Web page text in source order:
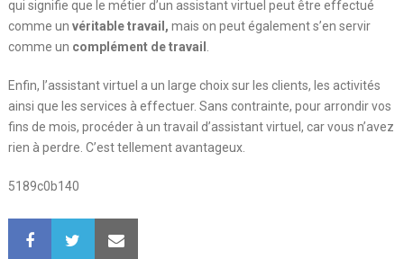
qui signifie que le métier d’un assistant virtuel peut être effectué
comme un véritable travail, mais on peut également s’en servir
comme un complément de travail .
Enfin, l’assistant virtuel a un large choix sur les clients, les activités
ainsi que les services à effectuer. Sans contrainte, pour arrondir vos
fins de mois, procéder à un travail d’assistant virtuel, car vous n’avez
rien à perdre. C’est tellement avantageux.
5189c0b140